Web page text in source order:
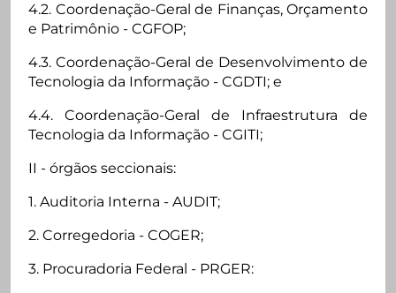
4.2. Coordenação-Geral de Finanças, Orçamento
e Patrimônio - CGFOP;
4.3. Coordenação-Geral de Desenvolvimento de
Tecnologia da Informação - CGDTI; e
4.4. Coordenação-Geral de Infraestrutura de
Tecnologia da Informação - CGITI;
II - órgãos seccionais:
1. Auditoria Interna - AUDIT;
2. Corregedoria - COGER;
3. Procuradoria Federal - PRGER: